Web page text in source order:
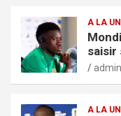
A LA
saisir
admin
A LA